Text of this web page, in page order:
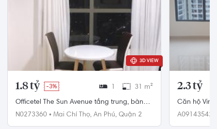
1.8 tỷ -3% 1 31 m²
Officetel The Sun Avenue tầng trung, bàn
giao đầy đủ nội thất.
N0273360 • Mai Chí Thọ, An Phú, Quận 2
2.3 tỷ
Căn hộ
Nam, diện
A09143542